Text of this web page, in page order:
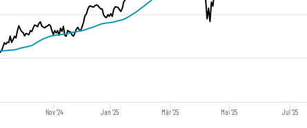
Nov '24 Jan '25 Mär '25 Mai '25 Jul '25